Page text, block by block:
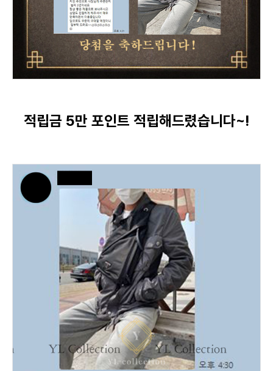
적립금 5만 포인트 적립해드렸습니다~!